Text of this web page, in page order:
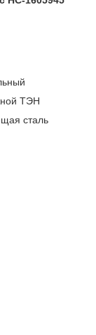
ТЭН
сталь